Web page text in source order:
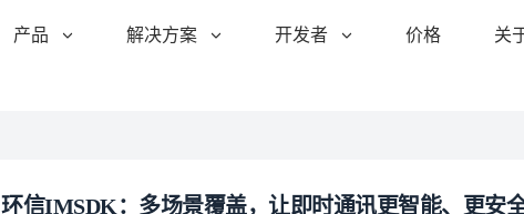
产品 解决方案 开发者 价格 关
环信IMSDK：多场景覆盖，让即时通讯更智能、更安